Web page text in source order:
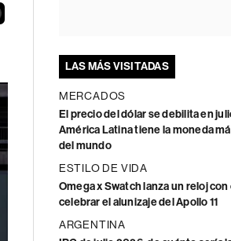
LAS MÁS VISITADAS
MERCADOS
El precio del dólar se debilita en
América Latina tiene la moneda
del mundo
ESTILO DE VIDA
Omega x Swatch lanza un reloj con
celebrar el alunizaje del Apollo 11
ARGENTINA